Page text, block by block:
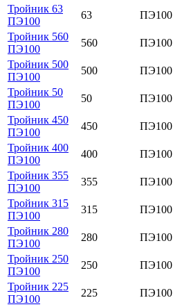
Тройник 63
ПЭ100
63 ПЭ100
Тройник 560
ПЭ100
560 ПЭ100
Тройник 500
ПЭ100
500 ПЭ100
Тройник 50
ПЭ100
50 ПЭ100
Тройник 450
ПЭ100
450 ПЭ100
Тройник 400
ПЭ100
400 ПЭ100
Тройник 355
ПЭ100
355 ПЭ100
Тройник 315
ПЭ100
315 ПЭ100
Тройник 280
ПЭ100
280 ПЭ100
Тройник 250
ПЭ100
250 ПЭ100
Тройник 225
ПЭ100
225 ПЭ100